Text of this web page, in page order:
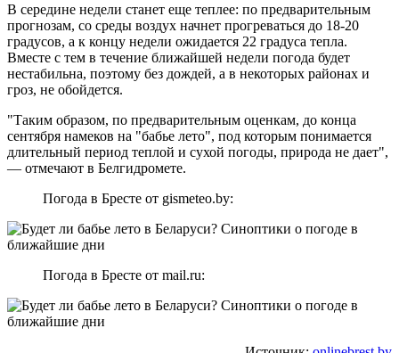
В середине недели станет еще теплее: по предварительным
прогнозам, со среды воздух начнет прогреваться до 18-20
градусов, а к концу недели ожидается 22 градуса тепла.
Вместе с тем в течение ближайшей недели погода будет
нестабильна, поэтому без дождей, а в некоторых районах и
гроз, не обойдется.
"Таким образом, по предварительным оценкам, до конца
сентября намеков на "бабье лето", под которым понимается
длительный период теплой и сухой погоды, природа не дает",
— отмечают в Белгидромете.
Погода в Бресте от gismeteo.by:
Погода в Бресте от mail.ru: